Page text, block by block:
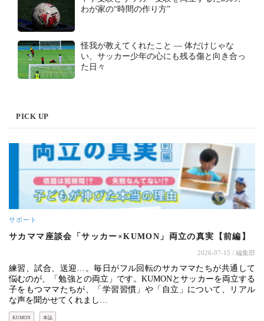
わが家の“時間の作り方”
怪我が教えてくれたこと ― 体だけじゃな
い、サッカー少年の心にも残る傷と向き合っ
た日々
PICK UP
サポート
サカママ座談会「サッカー×KUMON」両立の真実【前編】
2026-07-15 / 編集部
練習、試合、送迎…。毎日がフル回転のサカママたちが共通して
悩むのが、「勉強との両立」です。KUMONとサッカーを両立する
子をもつママたちが、「学習習慣」や「自立」について、リアル
な声を聞かせてくれまし…
KUMON 本誌